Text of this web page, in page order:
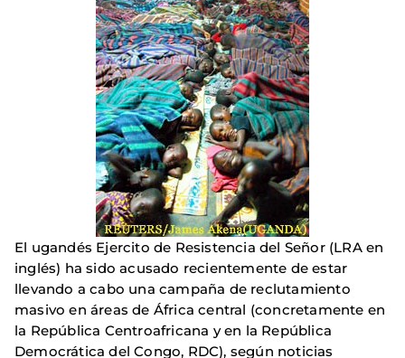
El ugandés Ejercito de Resistencia del Señor (LRA en
inglés) ha sido acusado recientemente de estar
llevando a cabo una campaña de reclutamiento
masivo en áreas de África central (concretamente en
la República Centroafricana y en la República
Democrática del Congo, RDC), según noticias